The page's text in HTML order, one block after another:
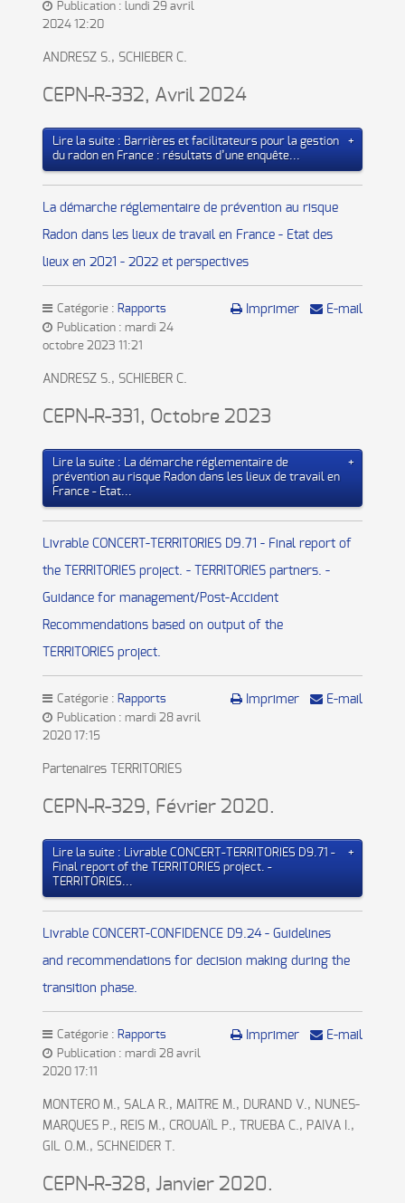
Publication : lundi 29 avril
2024 12:20
ANDRESZ S., SCHIEBER C.
CEPN-R-332, Avril 2024
Lire la suite : Barrières et facilitateurs pour la gestion
du radon en France : résultats d’une enquête...
La démarche réglementaire de prévention au risque
Radon dans les lieux de travail en France - Etat des
lieux en 2021 - 2022 et perspectives
Imprimer E-mail
Catégorie : Rapports
Publication : mardi 24
octobre 2023 11:21
ANDRESZ S., SCHIEBER C.
CEPN-R-331, Octobre 2023
Lire la suite : La démarche réglementaire de
prévention au risque Radon dans les lieux de travail en
France - Etat...
Livrable CONCERT-TERRITORIES D9.71 - Final report of
the TERRITORIES project. - TERRITORIES partners. -
Guidance for management/Post-Accident
Recommendations based on output of the
TERRITORIES project.
Imprimer E-mail
Catégorie : Rapports
Publication : mardi 28 avril
2020 17:15
Partenaires TERRITORIES
CEPN-R-329, Février 2020.
Lire la suite : Livrable CONCERT-TERRITORIES D9.71 -
Final report of the TERRITORIES project. -
TERRITORIES...
Livrable CONCERT-CONFIDENCE D9.24 - Guidelines
and recommendations for decision making during the
transition phase.
Imprimer E-mail
Catégorie : Rapports
Publication : mardi 28 avril
2020 17:11
MONTERO M., SALA R., MAITRE M., DURAND V., NUNES-
MARQUES P., REIS M., CROUAÏL P., TRUEBA C., PAIVA I.,
GIL O.M., SCHNEIDER T.
CEPN-R-328, Janvier 2020.